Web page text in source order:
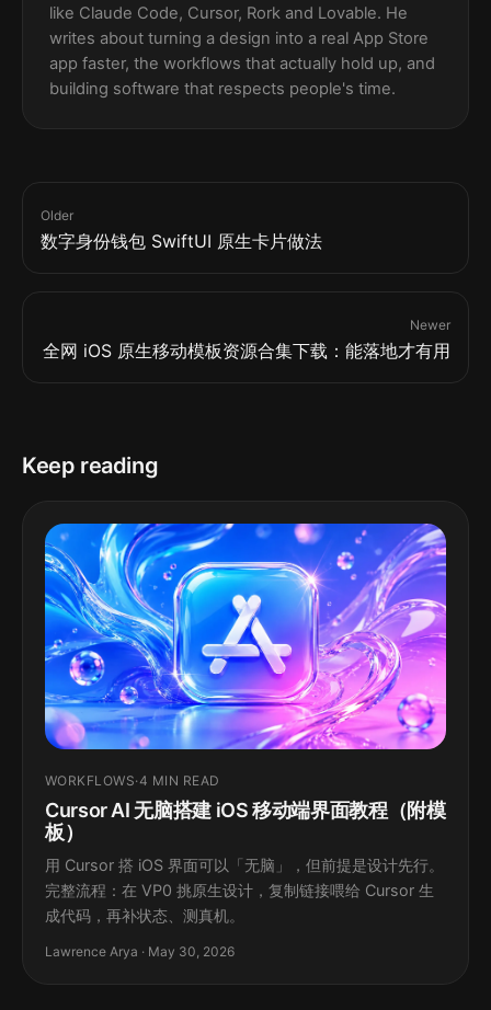
like Claude Code, Cursor, Rork and Lovable. He
writes about turning a design into a real App Store
app faster, the workflows that actually hold up, and
building software that respects people's time.
Older
数字身份钱包 SwiftUI 原生卡片做法
Newer
全网 iOS 原生移动模板资源合集下载：能落地才有用
Keep reading
WORKFLOWS·4 MIN READ
Cursor AI 无脑搭建 iOS 移动端界面教程（附模
板）
用 Cursor 搭 iOS 界面可以「无脑」，但前提是设计先行。
完整流程：在 VP0 挑原生设计，复制链接喂给 Cursor 生
成代码，再补状态、测真机。
Lawrence Arya · May 30, 2026